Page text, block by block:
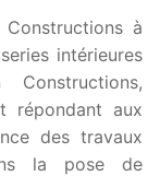
Constructions à
intérieures
répondant aux
des travaux
la pose de